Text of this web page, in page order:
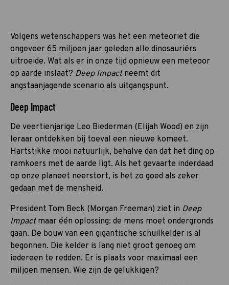
Volgens wetenschappers was het een meteoriet die
ongeveer 65 miljoen jaar geleden alle dinosauriërs
uitroeide. Wat als er in onze tijd opnieuw een meteoor
op aarde inslaat? Deep Impactneemt dit
angstaanjagende scenario als uitgangspunt.
Deep Impact
De veertienjarige Leo Biederman (Elijah Wood) en zijn
leraar ontdekken bij toeval een nieuwe komeet.
Hartstikke mooi natuurlijk, behalve dan dat het ding op
ramkoers met de aarde ligt. Als het gevaarte inderdaad
op onze planeet neerstort, is het zo goed als zeker
gedaan met de mensheid.
President Tom Beck (Morgan Freeman) ziet in Deep
Impactmaar één oplossing: de mens moet ondergronds
gaan. De bouw van een gigantische schuilkelder is al
begonnen. Die kelder is lang niet groot genoeg om
iedereen te redden. Er is plaats voor maximaal een
miljoen mensen. Wie zijn de gelukkigen?